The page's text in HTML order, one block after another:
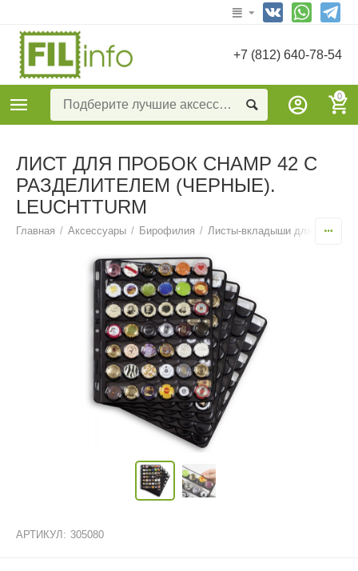
+7 (812) 640-78-54
0
ЛИСТ ДЛЯ ПРОБОК CHAMP 42 C
РАЗДЕЛИТЕЛЕМ (ЧЕРНЫЕ).
LEUCHTTURM
Главная / Аксессуары / Бирофилия / Листы-вкладыши для пивных
АРТИКУЛ: 305080